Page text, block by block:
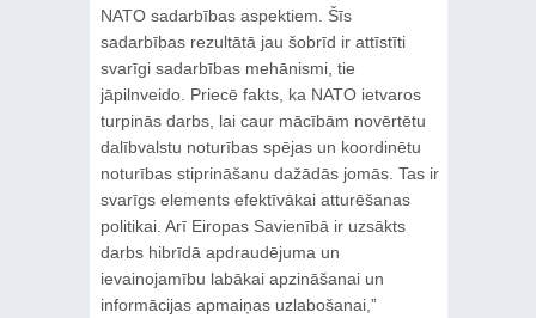
NATO sadarbības aspektiem. Šīs
sadarbības rezultātā jau šobrīd ir attīstīti
svarīgi sadarbības mehānismi, tie
jāpilnveido. Priecē fakts, ka NATO ietvaros
turpinās darbs, lai caur mācībām novērtētu
dalībvalstu noturības spējas un koordinētu
noturības stiprināšanu dažādās jomās. Tas ir
svarīgs elements efektīvākai atturēšanas
politikai. Arī Eiropas Savienībā ir uzsākts
darbs hibrīdā apdraudējuma un
ievainojamību labākai apzināšanai un
informācijas apmaiņas uzlabošanai,”